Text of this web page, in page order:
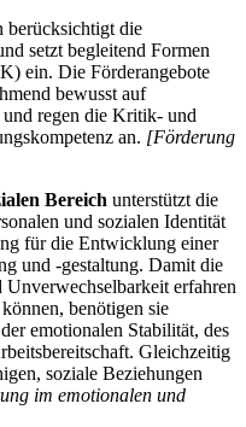
berücksichtigt die
setzt begleitend Formen
ein. Die Förderangebote
bewusst auf
regen die Kritik- und
an. [Förderung
Bereich unterstützt die
und sozialen Identität
für die Entwicklung einer
und -gestaltung. Damit die
erfahren
benötigen sie
emotionalen Stabilität, des
Gleichzeitig
soziale Beziehungen
im emotionalen und